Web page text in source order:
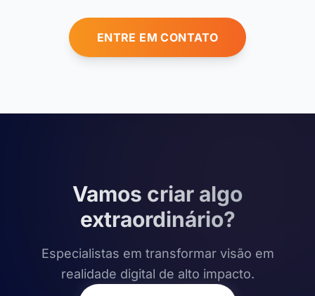
ENTRE EM CONTATO
Vamos criar algo
extraordinário?
Especialistas em transformar visão em
realidade digital de alto impacto.